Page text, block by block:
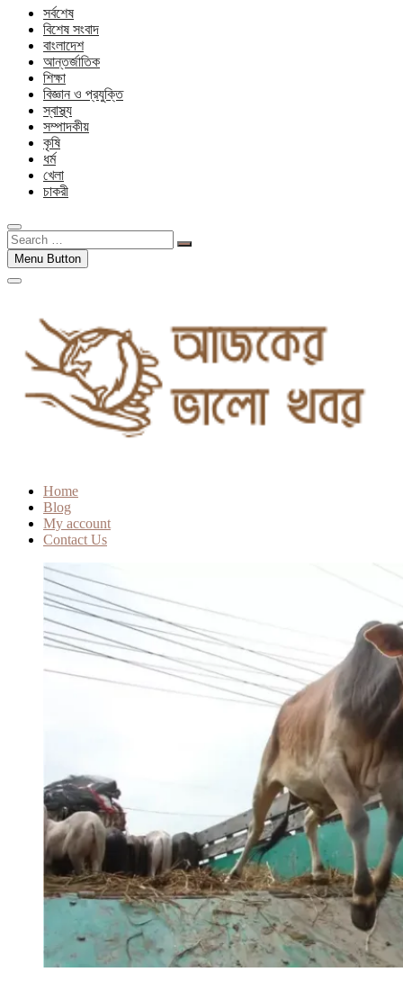
সর্বশেষ
বিশেষ সংবাদ
বাংলাদেশ
আন্তর্জাতিক
শিক্ষা
বিজ্ঞান ও প্রযুক্তি
স্বাস্থ্য
সম্পাদকীয়
কৃষি
ধর্ম
খেলা
চাকরী
Search
…Menu Button
Home
Blog
My account
Contact Us